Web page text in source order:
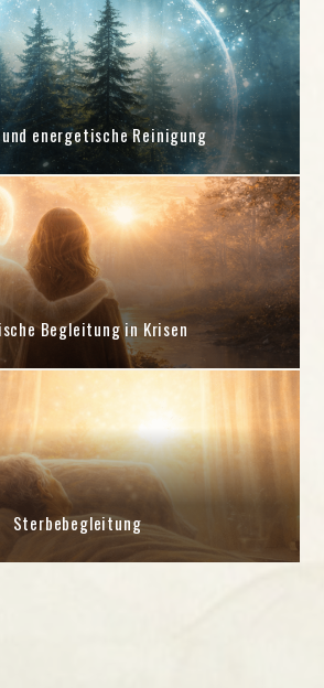
energetische Reinigung
Begleitung in Krisen
Sterbebegleitung